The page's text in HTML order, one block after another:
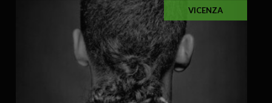
VICENZA